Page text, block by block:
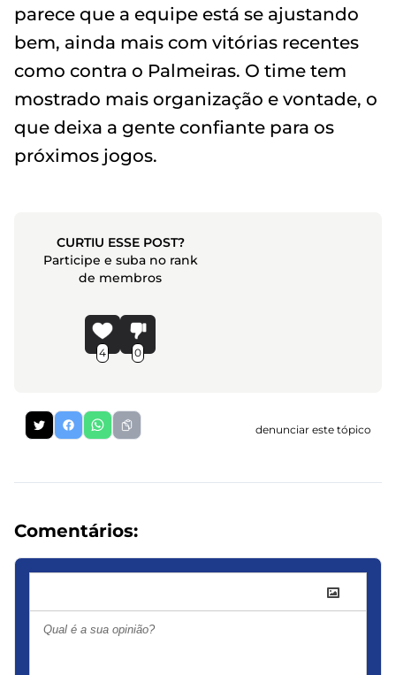
parece que a equipe está se ajustando
bem, ainda mais com vitórias recentes
como contra o Palmeiras. O time tem
mostrado mais organização e vontade, o
que deixa a gente confiante para os
próximos jogos.
CURTIU ESSE POST?
Participe e suba no rank
de membros
4 0
denunciar este tópico
Comentários: